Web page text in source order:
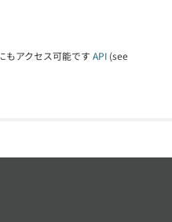
もアクセス可能です API (see